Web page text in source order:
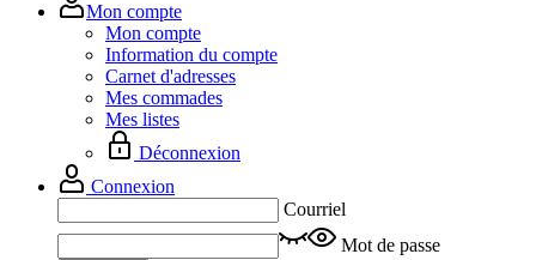
Mon compte
Mon compte
Information du compte
Carnet d'adresses
Mes commades
Mes listes
Déconnexion
Connexion
Courriel
Mot de passe